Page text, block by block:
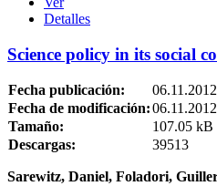
Detalles
Science policy in its social
Fecha publicación:
06.11.2012
Fecha de modificación:06.11.2012
Tamaño:
107.05 kB
Descargas:
39513
Sarewitz, Daniel, Foladori,